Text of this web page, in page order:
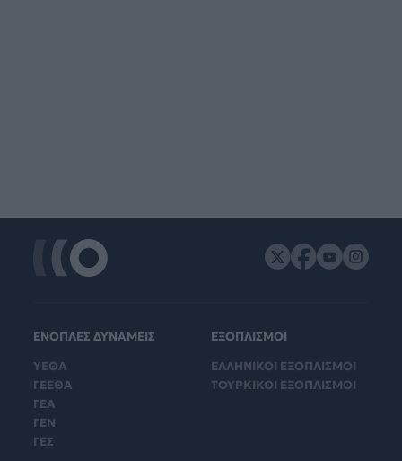
ΕΝΟΠΛΕΣ ΔΥΝΑΜΕΙΣ
ΥΕΘΑ
ΓΕΕΘΑ
ΓΕΑ
ΓΕΝ
ΓΕΣ
ΕΞΟΠΛΙΣΜΟΙ
ΕΛΛΗΝΙΚΟΙ ΕΞΟΠΛΙΣΜΟΙ
ΤΟΥΡΚΙΚΟΙ ΕΞΟΠΛΙΣΜΟΙ